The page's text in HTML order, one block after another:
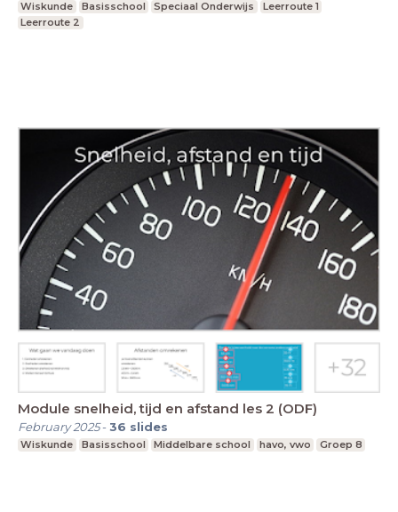
Wiskunde Basisschool Speciaal Onderwijs
Leerroute 1
Leerroute 2
Module snelheid, tijd en afstand les 2 (ODF)
February 2025-36 slides
Wiskunde Basisschool Middelbare school havo, vwo Groep 8